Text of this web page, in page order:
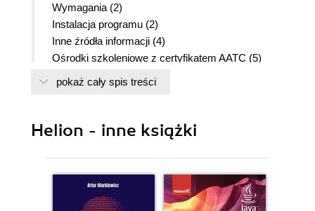
Wymagania (2)
Instalacja programu (2)
Inne źródła informacji (4)
Ośrodki szkoleniowe z certyfikatem AATC (5)
Sprawdzanie dostępności aktualizacji (5)
Rzut oka na przestrzeń roboczą (9)
Zmiana powiększenia dokumentu (25)
Przeglądanie zawartości dokumentu (27)
pokaż cały spis treści
Helion - inne książki